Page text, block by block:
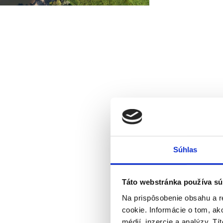
Súhlas
Táto webstránka používa
Na prispôsobenie obsahu a
cookie. Informácie o tom,